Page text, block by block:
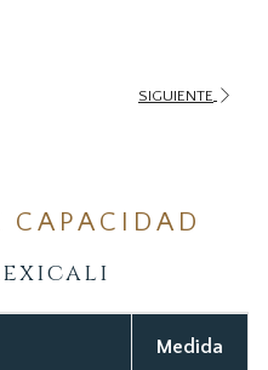
SIGUIENTE
CAPACIDAD
Medida